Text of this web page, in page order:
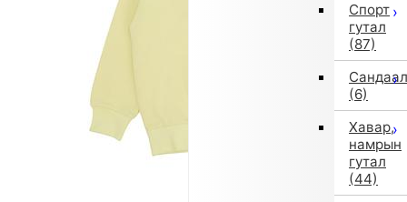
Спорт
гутал
(87)
Сандаал
(6)
Хавар,
намрын
гутал
(44)